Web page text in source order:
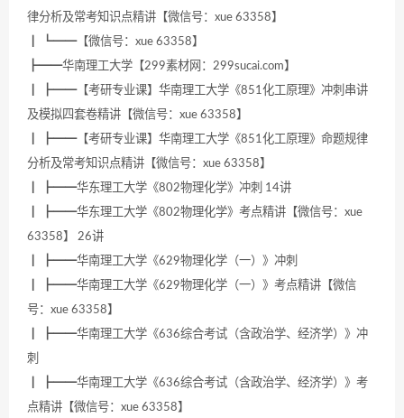
律分析及常考知识点精讲【微信号：xue 63358】
┃ ┗━━【微信号：xue 63358】
┣━━华南理工大学【299素材网：299sucai.com】
┃ ┣━━【考研专业课】华南理工大学《851化工原理》冲刺串讲
及模拟四套卷精讲【微信号：xue 63358】
┃ ┣━━【考研专业课】华南理工大学《851化工原理》命题规律
分析及常考知识点精讲【微信号：xue 63358】
┃ ┣━━华东理工大学《802物理化学》冲刺 14讲
┃ ┣━━华东理工大学《802物理化学》考点精讲【微信号：xue
63358】 26讲
┃ ┣━━华南理工大学《629物理化学（一）》冲刺
┃ ┣━━华南理工大学《629物理化学（一）》考点精讲【微信
号：xue 63358】
┃ ┣━━华南理工大学《636综合考试（含政治学、经济学）》冲
刺
┃ ┣━━华南理工大学《636综合考试（含政治学、经济学）》考
点精讲【微信号：xue 63358】